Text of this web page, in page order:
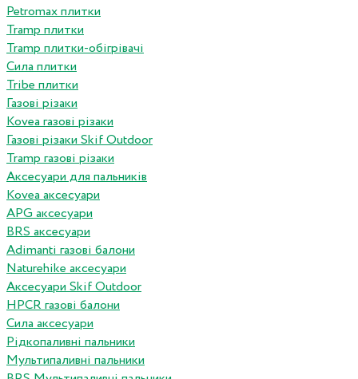
Petromax плитки
Tramp плитки
Tramp плитки-обігрівачі
Сила плитки
Tribe плитки
Газові різаки
Kovea газові різаки
Газові різаки Skif Outdoor
Tramp газові різаки
Аксесуари для пальників
Kovea аксесуари
APG аксесуари
BRS аксесуари
Adimanti газові балони
Naturehike аксесуари
Аксесуари Skif Outdoor
HPCR газові балони
Сила аксесуари
Рідкопаливні пальники
Мультипаливні пальники